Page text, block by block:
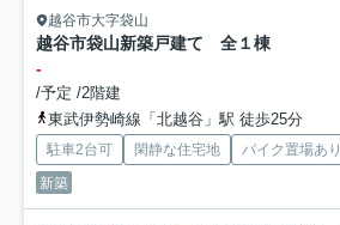
越谷市大字袋山
越谷市袋山新築戸建て 全１棟
-
/予定 /2階建
東武伊勢崎線「北越谷」駅 徒歩25分
駐車2台可 閑静な住宅地 バイク置場あり
新築